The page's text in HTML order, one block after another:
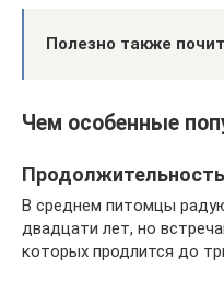
Полезно также
Чем особенные
В среднем питомцы
двадцати лет, но
которых продлится до